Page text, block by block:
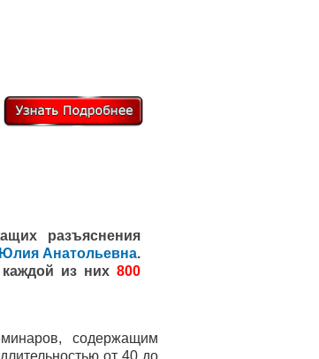
разъяснения
Анатольевна.
из них 800
содержащим